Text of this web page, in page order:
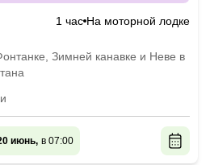
1 час На моторной лодке
Зимней канавке и Неве в
июнь, в 07:00